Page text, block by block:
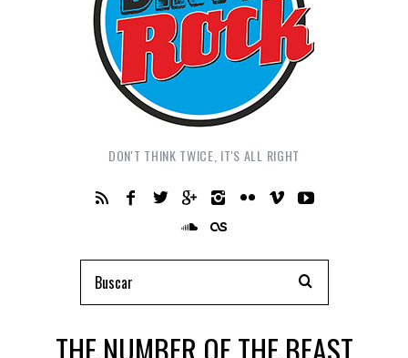
DON'T THINK TWICE, IT'S ALL RIGHT
THE NUMBER OF THE BEAST